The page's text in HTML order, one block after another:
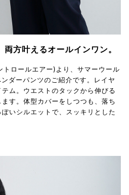
方叶えるオールインワン。
ロールエアー)より、サマーウール
ダーパンツのご紹介です。レイヤ
ム。ウエストのタックから伸びる
す。体型カバーをしつつも、落ち
いシルエットで、スッキリとした